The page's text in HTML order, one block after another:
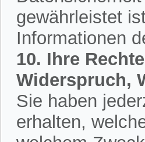
gewährleistet
Informationen
10. Ihre
Widerspruch,
Sie haben
erhalten,